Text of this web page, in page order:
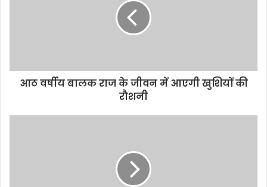
आठ वर्षीय बालक राज के जीवन में आएगी खुशियों की
रौशनी